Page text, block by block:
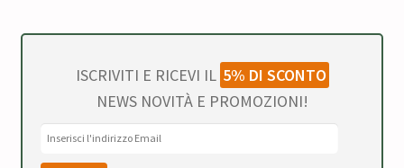
ISCRIVITI E RICEVI IL 5% DI SCONTO
NEWS NOVITÀ E PROMOZIONI!